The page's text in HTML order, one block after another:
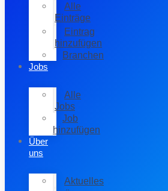
Alle
Einträge
Eintrag
hinzufügen
Branchen
Jobs
Alle
Jobs
Job
hinzufügen
Über
uns
Aktuelles